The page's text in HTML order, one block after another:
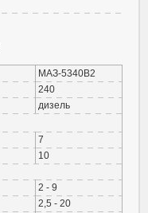
МАЗ-5340В2
240
дизель
7
10
2 - 9
2,5 - 20